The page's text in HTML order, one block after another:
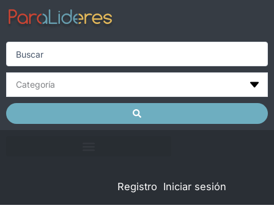
Skip
content
Search
Registro Iniciar sesión